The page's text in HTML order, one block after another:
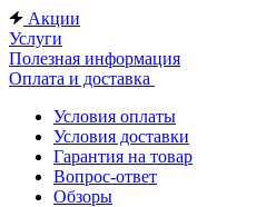
Акции
Услуги
Полезная информация
Оплата и доставка
Условия оплаты
Условия доставки
Гарантия на товар
Вопрос-ответ
Обзоры